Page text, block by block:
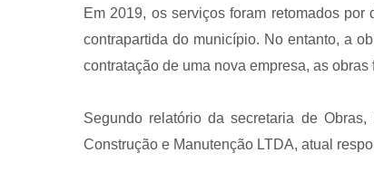
Em 2019, os serviços foram retomados
contrapartida do município. No entanto, a
contratação de uma nova empresa, as
Segundo relatório da secretaria de
Construção e Manutenção LTDA, atual